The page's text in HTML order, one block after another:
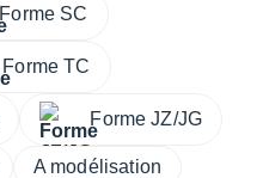
Forme SC
Forme TC
Forme JZ/JG
A modélisation